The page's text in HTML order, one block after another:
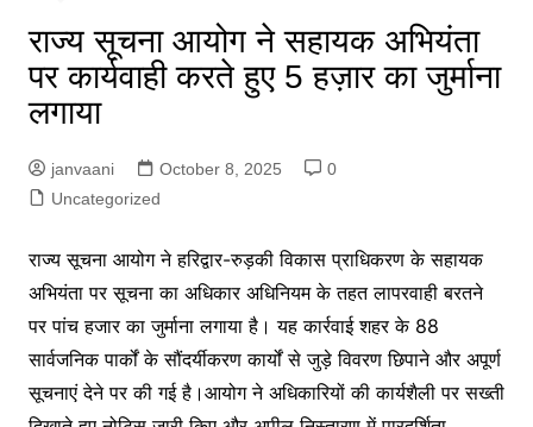
राज्य सूचना आयोग ने सहायक अभियंता
पर कार्यवाही करते हुए 5 हज़ार का जुर्माना
लगाया
janvaani October 8, 2025
0
Uncategorized
राज्य सूचना आयोग ने हरिद्वार-रुड़की विकास प्राधिकरण के सहायक
अभियंता पर सूचना का अधिकार अधिनियम के तहत लापरवाही बरतने
पर पांच हजार का जुर्माना लगाया है। यह कार्रवाई शहर के 88
सार्वजनिक पार्कों के सौंदर्यीकरण कार्यों से जुड़े विवरण छिपाने और अपूर्ण
सूचनाएं देने पर की गई है।आयोग ने अधिकारियों की कार्यशैली पर सख्ती